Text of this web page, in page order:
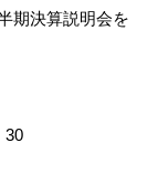
期決算説明会を
30